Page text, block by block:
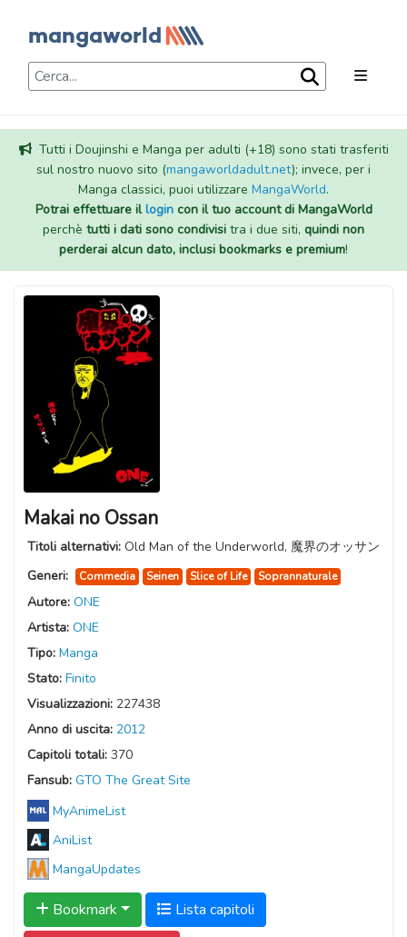
Tutti i Doujinshi e Manga per adulti (+18) sono stati trasferiti
sul nostro nuovo sito (mangaworldadult.net); invece, per i
Manga classici, puoi utilizzare MangaWorld.
Potrai effettuare illogincon il tuo account di MangaWorld
perchè tutti i dati sono condivisi tra i due siti, quindi non
perderai alcun dato, inclusi bookmarks e premium!
Makai no Ossan
Titoli alternativi: Old Man of the Underworld, 魔界のオッサン
Generi:
Commedia Seinen Slice of Life Soprannaturale
Autore: ONE
Artista: ONE
Tipo: Manga
Stato: Finito
Visualizzazioni: 227438
Anno di uscita: 2012
Capitoli totali: 370
Fansub: GTO The Great Site
MyAnimeList
AniList
MangaUpdates
Bookmark
Lista capitoli